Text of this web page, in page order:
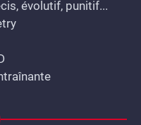
évolutif, punitif...